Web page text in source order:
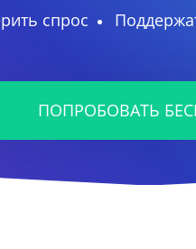
спрос
ПОПРОБОВАТЬ